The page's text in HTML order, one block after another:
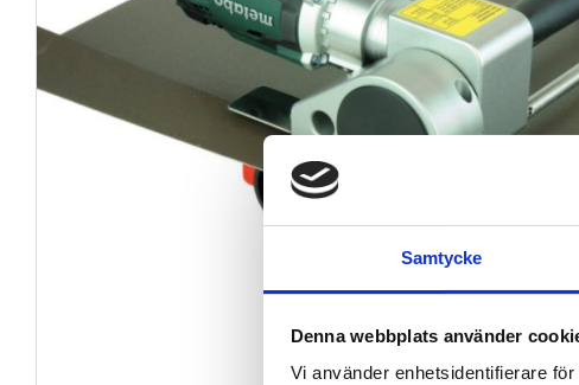
Samtycke
Denna webbplats använder
Vi använder enhetsidentifierare